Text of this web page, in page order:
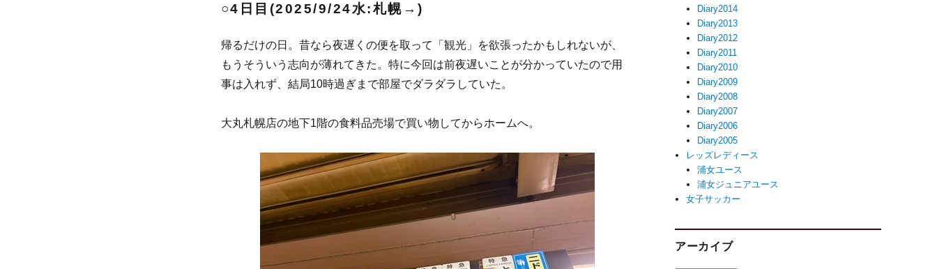
○4日目(2025/9/24水:札幌→)
帰るだけの日。昔なら夜遅くの便を取って「観光」を欲張ったかもしれないが、
もうそういう志向が薄れてきた。特に今回は前夜遅いことが分かっていたので用
事は入れず、結局10時過ぎまで部屋でダラダラしていた。
大丸札幌店の地下1階の食料品売場で買い物してからホームへ。
Diary2014
Diary2013
Diary2012
Diary2011
Diary2010
Diary2009
Diary2008
Diary2007
Diary2006
Diary2005
レッズレディース
浦女ユース
浦女ジュニアユース
女子サッカー
アーカイブ